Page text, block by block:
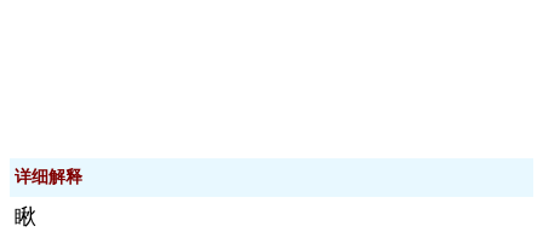
详细解释
瞅